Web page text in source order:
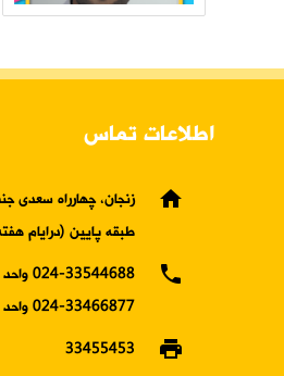
اطلاعات تماس
home
زنجان، چهارراه سعدی
طبقه پایین (درایام هفته صبح ها 10 الی 13
phone
33466877-024 واحد ریاست 33478223-024 واحد روابط عمومی
print
33455453